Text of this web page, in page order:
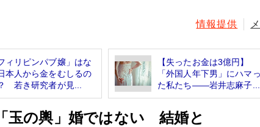
情報提供
ィリピンパブ嬢」はな
本人から金をむしるの
若き研究者が見...
【失ったお金は3億円】
「外国人年下男」にハマっ
た私たち――岩井志麻子...
玉の輿」婚ではない 結婚と